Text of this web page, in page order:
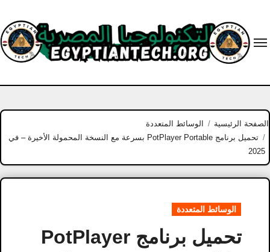
content
الصفحة الرئيسية
الوسائط المتعددة
تحميل برنامج PotPlayer Portable بسرعة مع النسخة المحمولة الأخيرة – في
2025
الوسائط المتعددة
تحميل برنامج PotPlayer